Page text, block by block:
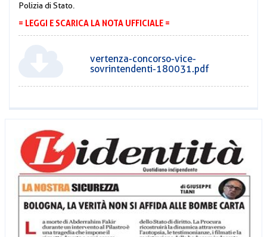
Polizia di Stato.
= LEGGI E SCARICA LA NOTA UFFICIALE =
vertenza-concorso-vice-
sovrintendenti-180031.pdf